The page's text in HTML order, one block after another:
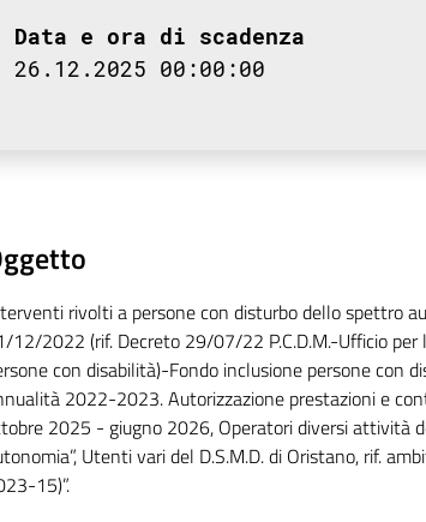
Data e ora di scadenza
26.12.2025 00:00:00
rivolti a persone con disturbo dello spettro
12/2022 (rif. Decreto 29/07/22 P.C.D.M.-Ufficio
con disabilità)-Fondo inclusione persone con
2022-2023. Autorizzazione prestazioni e
2025 - giugno 2026, Operatori diversi attività
Utenti vari del D.S.M.D. di Oristano, rif.
15)”.